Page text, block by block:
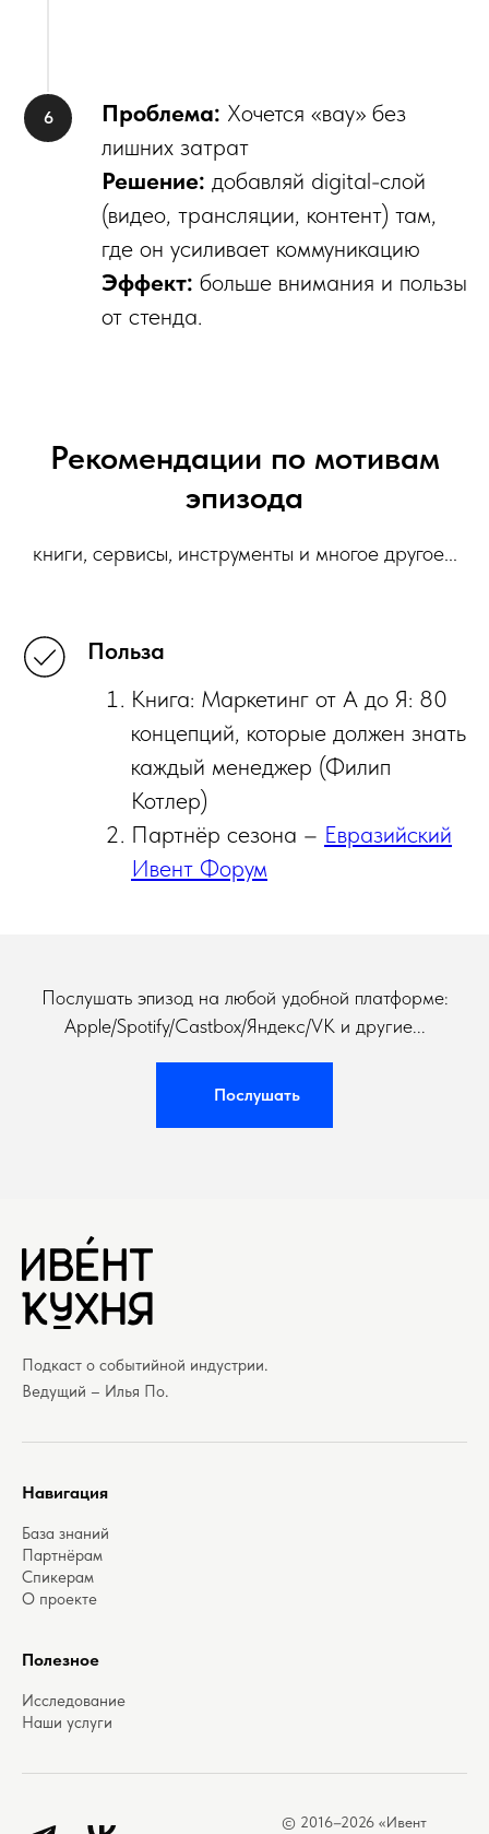
Проблема: Хочется «вау» без
лишних затрат
Решение: добавляй digital-слой
(видео, трансляции, контент) там,
где он усиливает коммуникацию
Эффект: больше внимания и пользы
от стенда.
Рекомендации по мотивам
эпизода
книги, сервисы, инструменты и многое другое...
Польза
Книга: Маркетинг от А до Я: 80
концепций, которые должен знать
каждый менеджер (Филип
Котлер)
Партнёр сезона – Евразийский
Ивент Форум
Послушать эпизод на любой удобной платформе:
Apple/Spotify/Castbox/Яндекс/VK и другие...
Послушать
Подкаст о событийной индустрии.
Ведущий – Илья По.
Навигация
База знаний
Партнёрам
Спикерам
О проекте
Полезное
Исследование
Наши услуги
© 2016–2026 «Ивент